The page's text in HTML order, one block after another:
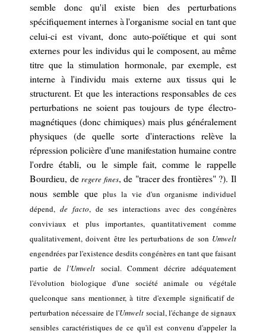
semble donc qu'il existe bien des perturbations
spécifiquement internes àl'organisme social en tant que
celui-ci est vivant, donc auto-poïétique et qui sont
externes pour les individus qui le composent, au même
titre que la stimulation hormonale, par exemple, est
interne à l'individu mais externe aux tissus qui le
structurent.Et que les interactions responsables de ces
perturbations ne soient pas toujours de type électro-
magnétiques (donc chimiques) mais plus généralement
physiques (de quelle sorte d'interactions relève la
répression policière d'une manifestation humaine contre
l'ordre établi, ou le simple fait, comme le rappelle
Bourdieu, deregere fines, de "tracer des frontières"?).Il
nous semble queplus la vie d'un organisme individuel
dépend, de facto, de ses interactions avec des congénères
conviviaux et plus importantes, quantitativement comme
qualitativement,doivent êtreles perturbations de son Umwelt
engendrées parl'existencedesdits congénèresen tant que faisant
partie del'Umwelt social. Commentdécrireadéquatement
l'évolution biologique d'une sociétéanimale ou végétale
quelconque sans mentionner,à titre d'exemple significatifde
perturbationnécessaire de l'Umwelt social,l'échange de signaux
sensibles caractéristiques de ce qu'il est convenu d'appeler la